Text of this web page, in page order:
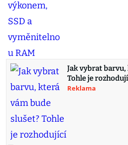
Jak vybrat barvu,
Tohle je
Reklama